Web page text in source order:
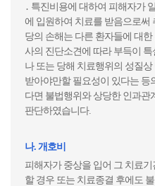
․ 특진비용에 대하여 피해자가
에 입원하여 치료를 받음으로써
당의 손해는 다른 환자들에 대
사의 진단소견에 따라 부득이
나 또는 당해 치료행위의 성질
받아야만할 필요성이 있다는 등
다면 불법행위와 상당한 인과관
판단하였습니다.
나. 개호비
피해자가 중상을 입어 그 치료
할 경우 또는 치료종결 후에도